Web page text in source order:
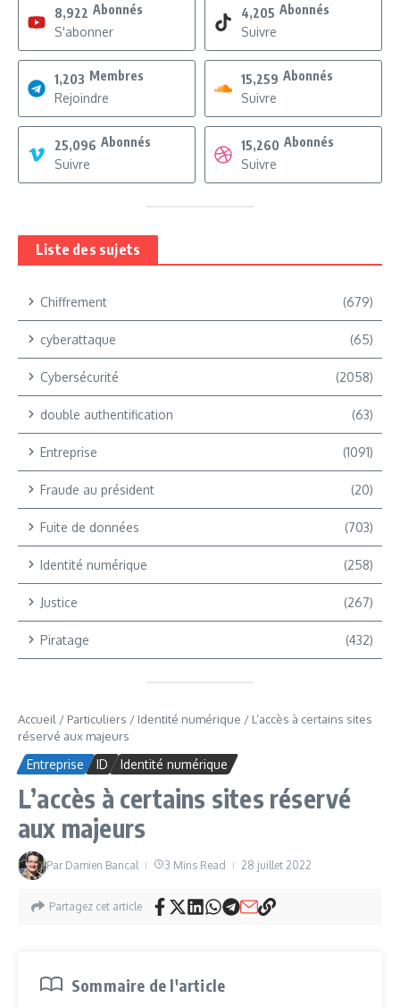
8,922 Abonnés
S'abonner
4,205 Abonnés
Suivre
1,203 Membres
Rejoindre
15,259 Abonnés
Suivre
25,096 Abonnés
Suivre
15,260 Abonnés
Suivre
Liste des sujets
Chiffrement (679)
cyberattaque (65)
Cybersécurité (2058)
double authentification (63)
Entreprise (1091)
Fraude au président (20)
Fuite de données (703)
Identité numérique (258)
Justice (267)
Piratage (432)
Accueil / Particuliers / Identité numérique / L’accès à certains sites
réservé aux majeurs
Entreprise ID Identité numérique
L’accès à certains sites réservé
aux majeurs
Par Damien Bancal 3 Mins Read 28 juillet 2022
Partagez cet article
Sommaire de l'article